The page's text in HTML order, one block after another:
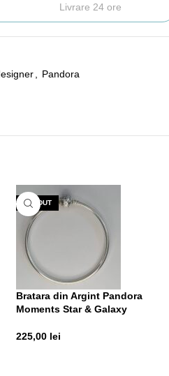
Livrare 24 ore
Pandora
VÂNDUT
Bratara din Argint Pandora
Moments Star & Galaxy
225,00 lei